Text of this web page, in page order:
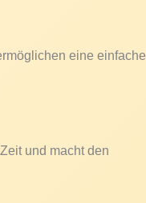
eine einfache
und macht den